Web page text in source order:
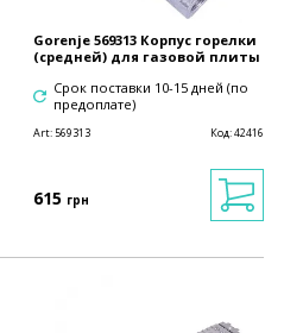
Gorenje 569313 Корпус горелки
(средней) для газовой плиты
Срок поставки 10-15 дней (по
предоплате)
Art:569313 Код:42416
615 грн